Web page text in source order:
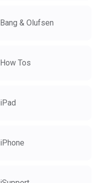
Bang & Olufsen
How Tos
iPad
iPhone